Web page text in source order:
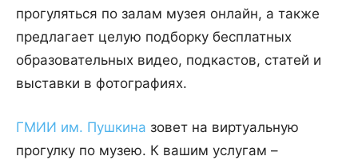
прогуляться по залам музея онлайн, а также
предлагает целую подборку бесплатных
образовательных видео, подкастов, статей и
выставки в фотографиях.
ГМИИ им. Пушкина зовет на виртуальную
прогулку по музею. К вашим услугам –